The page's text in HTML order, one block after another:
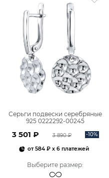
Серьги подвески серебряные
925 0222292-00245
3 501 ₽ 3 890 ₽ -10%
от584 ₽ x 6 платежей
Выберите размер: